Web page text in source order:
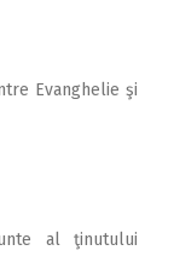
Evanghelie şi
al ţinutului